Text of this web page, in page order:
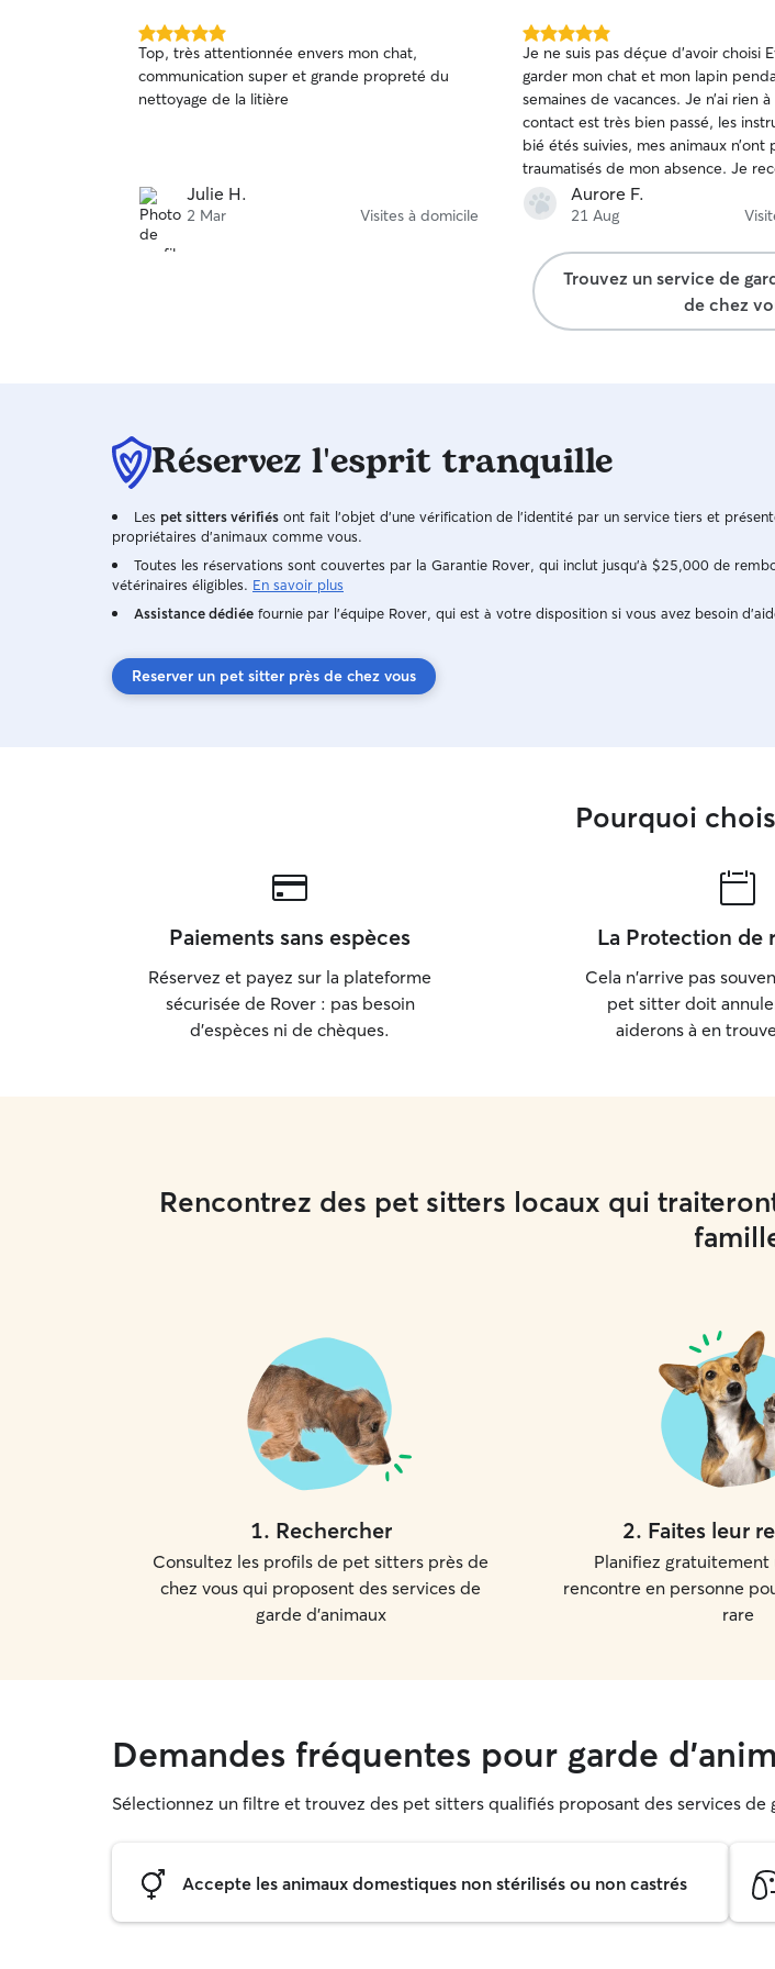
de repos. Je prends le temps de les
leur donner de l’attention et de
environnement calme et sécurisé.
est qu’ils se sentent en confiance,
leur famille.
5.0 étoile(s)
sur
5
Top, très attentionnée envers mon chat,
communication super et grande propreté du
nettoyage de la litière
Julie H.
2 Mar Visites à domicile
5.0 étoile(s)
sur
5
Je ne suis pas déçue d’avoir choisi
garder mon chat et mon lapin
semaines de vacances. Je n’ai rien
contact est très bien passé, les
bié étés suivies, mes animaux n’ont
traumatisés de mon absence. Je
Eva bien évidemment 🙂
Aurore F.
21 Aug
Trouvez un service de
de chez
Réservez l'esprit tranquille
Les pet sitters vérifiés ont fait l'objet d'une vérification de l'identité par un service tiers et
propriétaires d'animaux comme vous.
Toutes les réservations sont couvertes par la Garantie Rover, qui inclut jusqu'à $25,000 de
vétérinaires éligibles. En savoir plus
Assistance dédiée fournie par l'équipe Rover, qui est à votre disposition si vous avez besoin
Reserver un pet sitter près de chez vous
Pourquoi
Paiements sans espèces
Réservez et payez sur la plateforme
sécurisée de Rover : pas besoin
d'espèces ni de chèques.
La Protection de
Cela n'arrive pas
pet sitter doit
aiderons à en
Rencontrez des pet sitters locaux qui
1. Rechercher
Consultez les profils de pet sitters près de
chez vous qui proposent des services de
garde d'animaux
2. Faites leur
Planifiez
rencontre en personne
rare
Demandes fréquentes pour garde
Sélectionnez un filtre et trouvez des pet sitters qualifiés proposant des services de
Accepte les animaux domestiques non stérilisés ou non castrés